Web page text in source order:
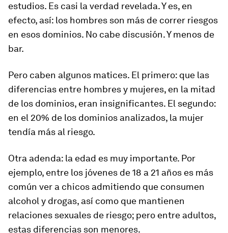
estudios. Es casi la verdad revelada. Y es, en
efecto, así: los hombres son más de correr riesgos
en esos dominios. No cabe discusión. Y menos de
bar.
Pero caben algunos matices. El primero: que las
diferencias entre hombres y mujeres, en la mitad
de los dominios, eran insignificantes. El segundo:
en el 20% de los dominios analizados, la mujer
tendía más al riesgo.
Otra adenda: la edad es muy importante. Por
ejemplo, entre los jóvenes de 18 a 21 años es más
común ver a chicos admitiendo que consumen
alcohol y drogas, así como que mantienen
relaciones sexuales de riesgo; pero entre adultos,
estas diferencias son menores.